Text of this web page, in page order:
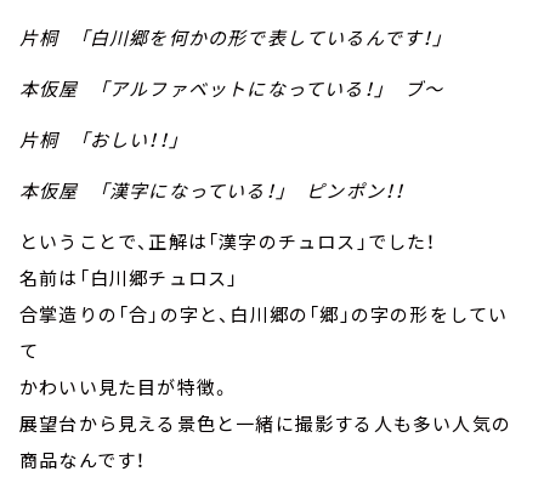
片桐 「白川郷を何かの形で表しているんです！」
本仮屋 「アルファベットになっている！」 ブ～
片桐 「おしい！！」
本仮屋 「漢字になっている！」 ピンポン！！
ということで、正解は「漢字のチュロス」でした！
名前は「白川郷チュロス」
合掌造りの「合」の字と、白川郷の「郷」の字の形をしてい
て
かわいい見た目が特徴。
展望台から見える景色と一緒に撮影する人も多い人気の
商品なんです！